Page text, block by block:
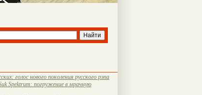
голос нового поколения русского рэпа
Spektrum: погружение в мрачную